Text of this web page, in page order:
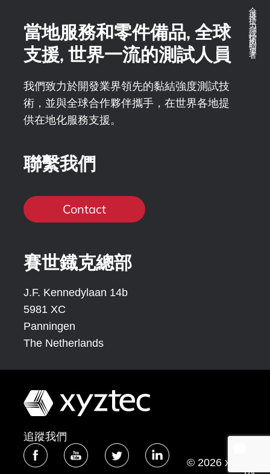
全球推拉力測試技術的領導者
當地服務和零件備品, 全球
支援, 世界一流的測試人員
我們致力於開發業界領先的黏結強度測試技
術，並與全球合作夥伴攜手，在世界各地提
供在地化服務支援。
聯繫我們
Contact
賽世鐡克總部
J.F. Kennedylaan 14b
5981 XC
Panningen
The Netherlands
追蹤我們
© 2026 xyztec